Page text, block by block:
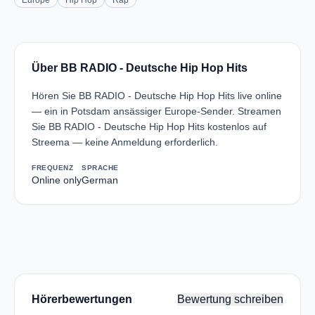
Über BB RADIO - Deutsche Hip Hop Hits
Hören Sie BB RADIO - Deutsche Hip Hop Hits live online
— ein in Potsdam ansässiger Europe-Sender. Streamen
Sie BB RADIO - Deutsche Hip Hop Hits kostenlos auf
Streema — keine Anmeldung erforderlich.
FREQUENZ
Online only
SPRACHE
German
Hörerbewertungen Bewertung schreiben